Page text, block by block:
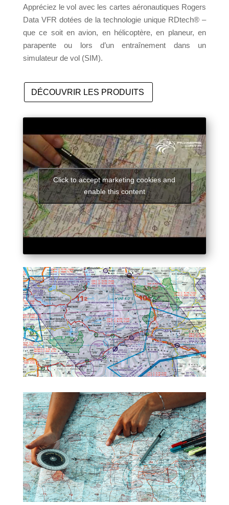
Appréciez le vol avec les cartes aéronautiques Rogers
Data VFR dotées de la technologie unique RDtech® –
que ce soit en avion, en hélicoptère, en planeur, en
parapente ou lors d’un entraînement dans un
simulateur de vol (SIM).
DÉCOUVRIR LES PRODUITS
Click to accept marketing cookies and
enable this content